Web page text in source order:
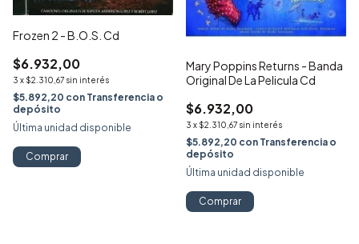
Frozen 2 - B.O.S. Cd
$6.932,00
3 x $2.310,67 sin interés
$5.892,20 con Transferencia o
depósito
Última unidad disponible
Comprar
Mary Poppins Returns - Banda
Original De La Pelicula Cd
$6.932,00
3 x $2.310,67 sin interés
$5.892,20 con Transferencia o
depósito
Última unidad disponible
Comprar